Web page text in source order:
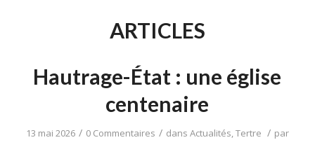
ARTICLES
Hautrage-État : une église
centenaire
13 mai 2026 / 0 Commentaires / dans Actualités,Tertre / par